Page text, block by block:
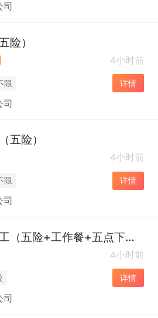
险）
4小时前
限 详情
司
五险）
4小时前
限 详情
老约翰食品厂操作工（五险+工作餐+五点下班）
4小时前
详情
司